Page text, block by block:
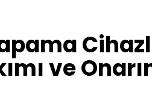
ve